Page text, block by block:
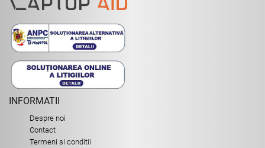
INFORMATII
Despre noi
Contact
Termeni si conditii